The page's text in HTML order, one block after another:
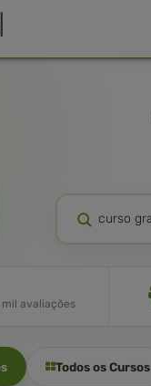
mil avaliações
Todos os Cursos